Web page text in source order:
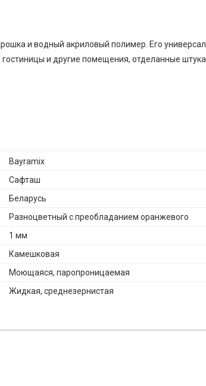
и водный акриловый полимер. Его
и другие помещения, отделанные
Bayramix
Сафташ
Беларусь
Разноцветный с преобладанием оранжевого
1 мм
Камешковая
Моющаяся, паропроницаемая
Жидкая, среднезернистая